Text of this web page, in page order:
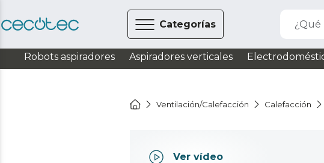
Categorías ¿Qué
Robots aspiradores Aspiradores verticales
Ventilación/Calefacción Calefacción
Ver vídeo